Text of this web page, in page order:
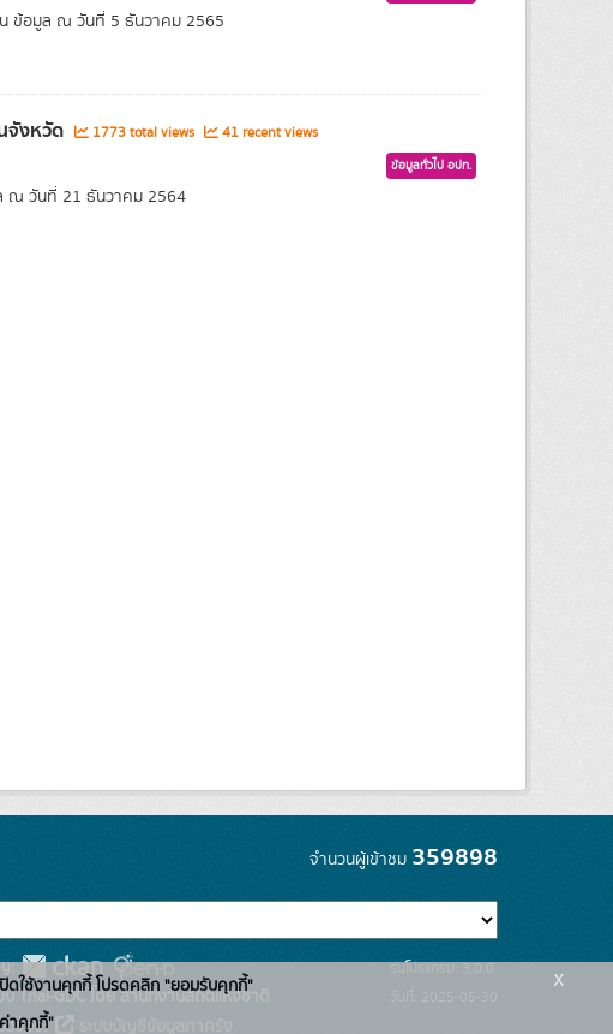
ข้อมูล ณ วันที่ 5 ธันวาคม 2565
จังหวัด 1773 total views 41 recent views
ข้อมูลทั่วไป อปท.
ณ วันที่ 21 ธันวาคม 2564
จำนวนผู้เข้าชม 359898
บ Thai-GDC โดย สำนักงานสถิติแห่งชาติ
วข้อง:
รุ่นโปรแกรม: 3.0.0
วันที่: 2025-05-30
ดใช้งานคุกกี้ โปรดคลิก "ยอมรับคุกกี้"
าคุกกี้"
x